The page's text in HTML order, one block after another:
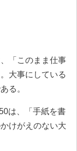
「このまま仕事
大事にしている
る。
は、「手紙を書
けがえのない大